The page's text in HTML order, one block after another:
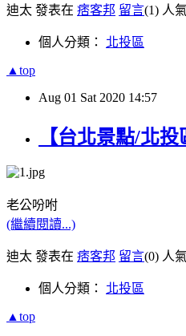
迪太 發表在 痞客邦 留言(1) 人
個人分類： 北投區
▲top
Aug 01 Sat 2020 14:57
【台北景點/北
老公吩咐
(繼續閱讀...)
迪太 發表在 痞客邦 留言(0) 人
個人分類： 北投區
▲top